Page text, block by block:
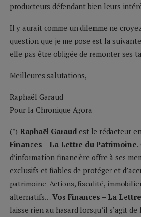
producteurs défendant bien leurs
Il y aurait comme un dilemme ne
question que je me pose est la
elle pas être obligée de remonter ses
Meilleures salutations,
Raphaël Garaud
Pour la Chronique Agora
(*) Raphaël Garaud est le rédacteur
Finances – La Lettre du Patrimoine.
d’information financière offre à ses
exclusifs et fiables de protéger et
patrimoine. Actions, fiscalité,
alternatifs… Vos Finances – La
laisse rien au hasard lorsqu’il s’agit